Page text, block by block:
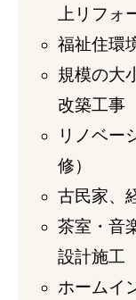
上リフォ
福祉住環
規模の大
改築工事
リノベー
修）
古民家、
茶室・音
設計施工
ホームイ